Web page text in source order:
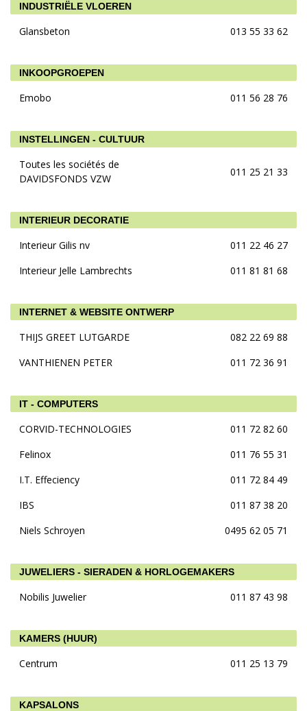
INDUSTRIËLE VLOEREN
Glansbeton 013 55 33 62
INKOOPGROEPEN
Emobo 011 56 28 76
INSTELLINGEN - CULTUUR
Toutes les sociétés de
DAVIDSFONDS VZW
011 25 21 33
INTERIEUR DECORATIE
Interieur Gilis nv
011 22 46 27
Interieur Jelle Lambrechts
011 81 81 68
INTERNET & WEBSITE ONTWERP
THIJS GREET LUTGARDE
082 22 69 88
VANTHIENEN PETER
011 72 36 91
IT - COMPUTERS
CORVID-TECHNOLOGIES
011 72 82 60
Felinox
011 76 55 31
I.T. Effeciency
011 72 84 49
IBS
011 87 38 20
Niels Schroyen
0495 62 05 71
JUWELIERS - SIERADEN & HORLOGEMAKERS
Nobilis Juwelier 011 87 43 98
KAMERS (HUUR)
Centrum 011 25 13 79
KAPSALONS